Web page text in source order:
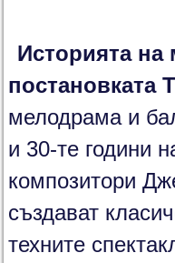
Историята на
постановката
мелодрама и
и 30-те години
композитори
създават
техните